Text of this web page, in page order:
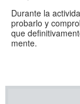
Durante la
probarlo y
que
mente.